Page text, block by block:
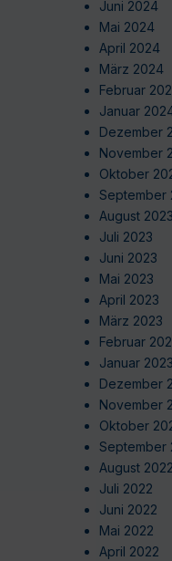
Juni 2024
Mai 2024
April 2024
März 2024
Februar
Januar
Dezember
November
Oktober
September
August 2023
Juli 2023
Juni 2023
Mai 2023
April 2023
März 2023
Februar
Januar 2023
Dezember
November
Oktober
September
August 2022
Juli 2022
Juni 2022
Mai 2022
April 2022